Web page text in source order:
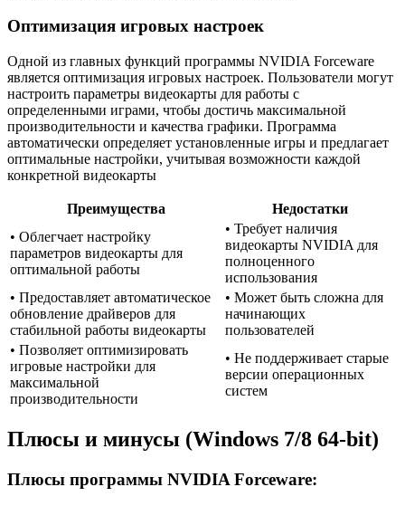
Оптимизация игровых настроек
Одной из главных функций программы NVIDIA Forceware
является оптимизация игровых настроек. Пользователи могут
настроить параметры видеокарты для работы с
определенными играми, чтобы достичь максимальной
производительности и качества графики. Программа
автоматически определяет установленные игры и предлагает
оптимальные настройки, учитывая возможности каждой
конкретной видеокарты
Преимущества
Недостатки
• Облегчает настройку
параметров видеокарты для
оптимальной работы
• Требует наличия
видеокарты NVIDIA для
полноценного
использования
• Предоставляет автоматическое
обновление драйверов для
стабильной работы видеокарты
• Может быть сложна для
начинающих
пользователей
• Позволяет оптимизировать
игровые настройки для
максимальной
производительности
• Не поддерживает старые
версии операционных
систем
Плюсы и минусы (Windows 7/8 64-bit)
Плюсы программы NVIDIA Forceware: